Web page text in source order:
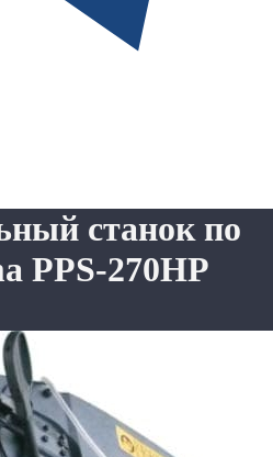
станок по
PPS-270HP